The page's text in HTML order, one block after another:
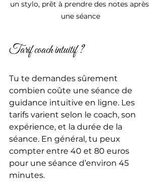
un stylo, prêt à prendre des notes après
une séance
Tarif coach intuitif ?
Tu te demandes sûrement
combien coûte une séance de
guidance intuitive en ligne. Les
tarifs varient selon le coach, son
expérience, et la durée de la
séance. En général, tu peux
compter entre 40 et 80 euros
pour une séance d’environ 45
minutes.